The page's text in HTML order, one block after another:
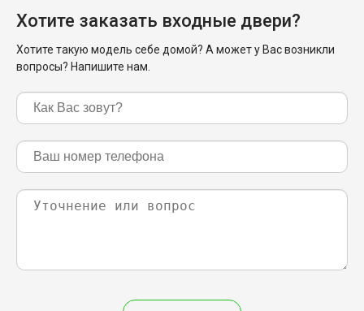
Хотите заказать входные двери?
Хотите такую модель себе домой? А может у Вас возникли
вопросы? Напишите нам.